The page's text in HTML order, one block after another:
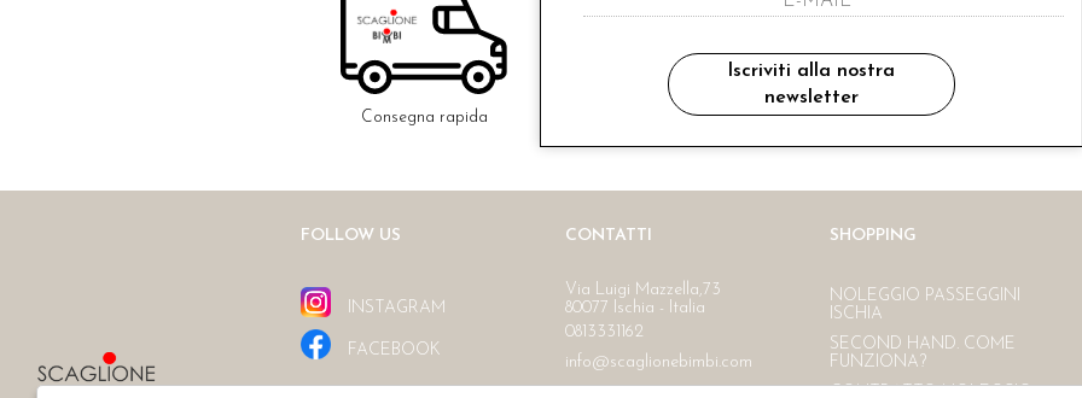
Consegna rapida Ritiro in negozio
Consegna gratuita in Italia
FOLLOW US
INSTAGRAM
FACEBOOK
CONTATTI
Via Luigi Mazzella,73
80077 Ischia - Italia
0813331162
info@scaglionebimbi.com
SHOPPING
NOLEGGIO PASSEGGINI
ISCHIA
SECOND HAND. COME
FUNZIONA?
Iscriviti alla nostra
newsletter